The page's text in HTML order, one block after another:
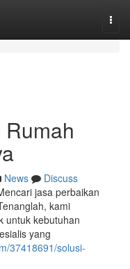
News
Discuss
jasa perbaikan
kami
untuk kebutuhan
yang
37418691/solusi-